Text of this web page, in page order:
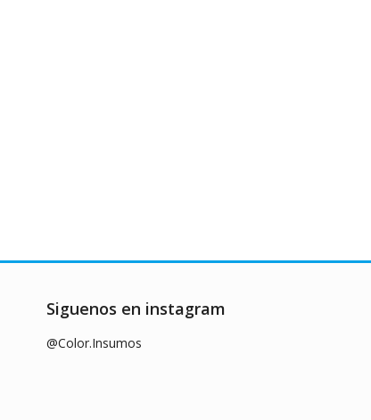
Siguenos en instagram
@Color.Insumos